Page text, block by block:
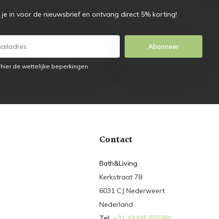
je in voor de nieuwsbrief en ontvang direct 5% korting!
Abonneer
de wettelijke beperkingen
Contact
Bath&Living
Kerkstraat 78
6031 CJ Nederweert
Nederland